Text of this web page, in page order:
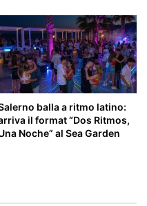
balla a ritmo latino:
il format “Dos Ritmos,
Noche” al Sea Garden